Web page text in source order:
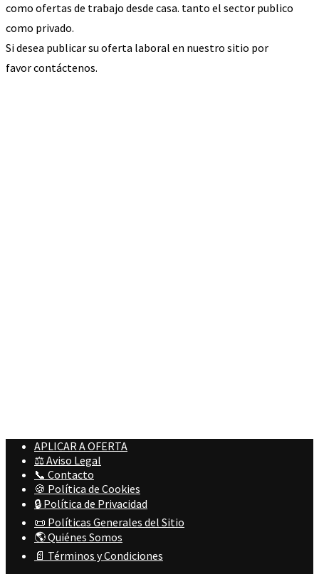
como ofertas de trabajo desde casa. tanto el sector publico
como privado.
Si desea publicar su oferta laboral en nuestro sitio por
favor contáctenos.
APLICAR A OFERTA
⚖️ Aviso Legal
📞 Contacto
🍪 Política de Cookies
🔒 Política de Privacidad
📜 Políticas Generales del Sitio
🌎 Quiénes Somos
📄 Términos y Condiciones